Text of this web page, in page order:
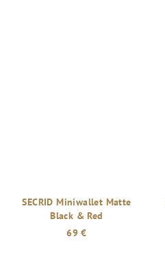
SECRID Miniwallet Matte
Black & Red
69 €